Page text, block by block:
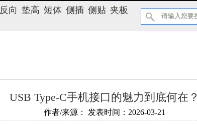
反向 垫高 短体 侧插 侧贴 夹板
USB Type-C手机接口的魅力到底何在？
作者/来源： 发表时间： 2026-03-21